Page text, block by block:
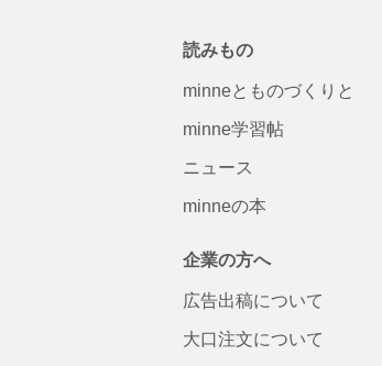
読みもの
minneとものづくりと
minne学習帖
ニュース
minneの本
企業の方へ
広告出稿について
大口注文について